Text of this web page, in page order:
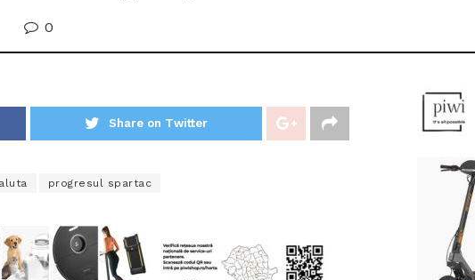
0
Share on Twitter
progresul spartac